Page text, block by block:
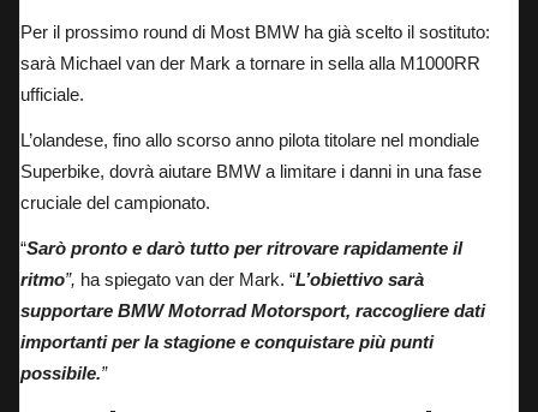
Per il prossimo round di Most BMW ha già scelto il sostituto:
sarà Michael van der Mark a tornare in sella alla M1000RR
ufficiale.
L’olandese, fino allo scorso anno pilota titolare nel mondiale
Superbike, dovrà aiutare BMW a limitare i danni in una fase
cruciale del campionato.
“Sarò pronto e darò tutto per ritrovare rapidamente il
ritmo”, ha spiegato van der Mark. “L’obiettivo sarà
supportare BMW Motorrad Motorsport, raccogliere dati
importanti per la stagione e conquistare più punti
possibile.”